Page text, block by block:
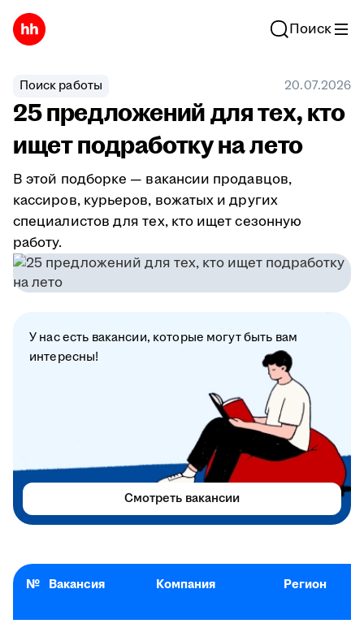
Поиск
Поиск работы 20.07.2026
25 предложений для тех, кто
ищет подработку на лето
В этой подборке — вакансии продавцов,
кассиров, курьеров, вожатых и других
специалистов для тех, кто ищет сезонную
работу.
№ Вакансия Компания Регион
У нас есть вакансии, которые могут быть вам
интересны!
Смотреть вакансии